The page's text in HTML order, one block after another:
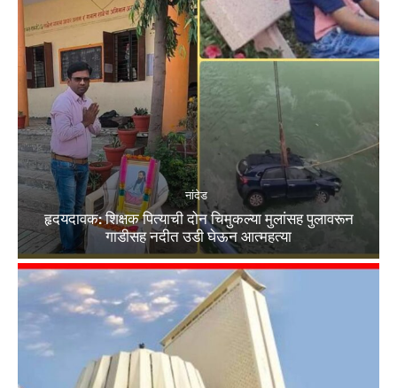
नांदेड
हृदयदावक: शिक्षक पित्याची दोन चिमुकल्या मुलांसह पुलावरून
गाडीसह नदीत उडी घेऊन आत्महत्या